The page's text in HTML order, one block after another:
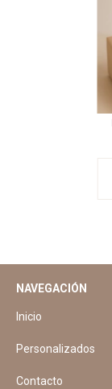
NAVEGACIÓN
Inicio
Personalizados
Contacto